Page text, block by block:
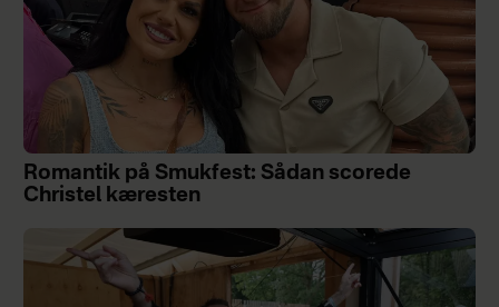
Romantik på Smukfest: Sådan scorede
Christel kæresten